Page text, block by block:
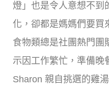
燈」也是令人意想不到
化，卻都是媽媽們要買
食物類總是社團熱門團
示因工作繁忙，準備晚
Sharon 親自挑選的雞